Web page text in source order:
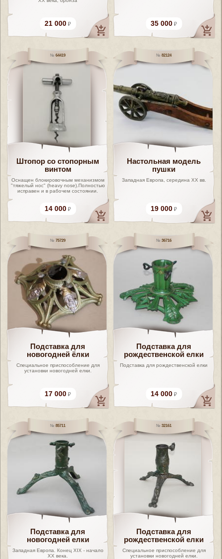
21 000 35 000
64419
Штопор со стопорным
винтом
Оснащен блокировочным механизмом
"тяжелый нос" (heavy nose).Полностью
исправен и в рабочем состоянии.
14 000
82124
Настольная модель
пушки
Западная Европа, середина XX вв.
19 000
75729
Подставка для
новогодней ёлки
Специальное приспособление для
установки новогодней елки.
17 000
36716
Подставка для
рождественской елки
Подставка для рождественской елки
14 000
85711
Подставка для
новогодней елки
Западная Европа. Конец XIX - начало
XX века.
32161
Подставка для
рождественской елки
Специальное приспособление для
установки новогодней елки.